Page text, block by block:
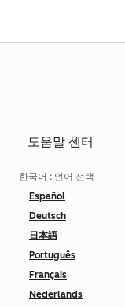
도움말 센터
한국어 : 언어 선택
Español
Deutsch
日本語
Português
Français
Nederlands